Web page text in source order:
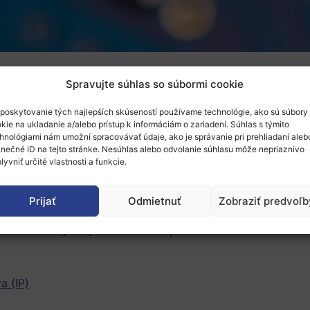
Spravujte súhlas so súbormi cookie
tých najlepších skúseností používame technológie, ako sú súbory
na ukladanie a/alebo prístup k informáciám o zariadení. Súhlas s týmito
nám umožní spracovávať údaje, ako je správanie pri prehliadaní
ID na tejto stránke. Nesúhlas alebo odvolanie súhlasu môže nepriaznivo
určité vlastnosti a funkcie.
Prijať Odmietnuť Zobraziť
príručku o právach duševného vlastníctva (IP) v
informácie o budúcich právnych predpisoch v oblasti
sa na ochranné známky a vzory, patenty a autorské
za svetového lídra pri presadzovaní IP. Je členom
autorských prác v Spojenom kráľovstve (napríklad
po celom svete. Úlohou britskej vlády je
tretím stranám maximálnu zrozumiteľnosť a právnu
ochrany a vyhnúť sa strate práv.
(IP)